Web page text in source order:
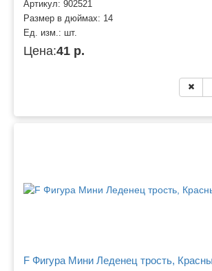
Артикул: 902521
Размер в дюймах: 14
Ед. изм.: шт.
Цена:41 р.
F Фигура Мини Леденец трость,